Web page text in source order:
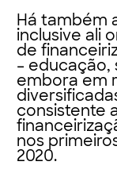
Há também
inclusive ali
de
– educação,
embora em
consistente
nos
2020.